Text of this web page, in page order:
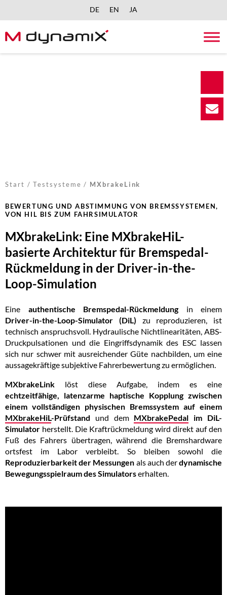
DE EN
JA
Start /Testsysteme / MXbrakeLink
BEWERTUNG UND ABSTIMMUNG VON BREMSSYSTEMEN,
VON HIL BIS ZUM FAHRSIMULATOR
MXbrakeLink: Eine MXbrakeHiL-
basierte Architektur für Bremspedal-
Rückmeldung in der Driver-in-the-
Loop-Simulation
Eine authentische Bremspedal-Rückmeldungin einem
Driver-in-the-Loop-Simulator (DiL) zu reproduzieren, ist
technisch anspruchsvoll. Hydraulische Nichtlinearitäten, ABS-
Druckpulsationen und die Eingriffsdynamik des ESC lassen
sich nur schwer mit ausreichender Güte nachbilden, um eine
aussagekräftige subjektive Fahrerbewertung zu ermöglichen.
MXbrakeLink löst diese Aufgabe, indem es eine
echtzeitfähige, latenzarme haptische Kopplung zwischen
einem vollständigen physischen Bremssystem auf einem
MXbrakeHiL-Prüfstand und dem MXbrakePedal im DiL-
Simulator herstellt. Die Kraftrückmeldung wird direkt auf den
Fuß des Fahrers übertragen, während die Bremshardware
ortsfest im Labor verbleibt. So bleiben sowohl die
Reproduzierbarkeit der Messungen als auch derdynamische
Bewegungsspielraum des Simulatorserhalten.